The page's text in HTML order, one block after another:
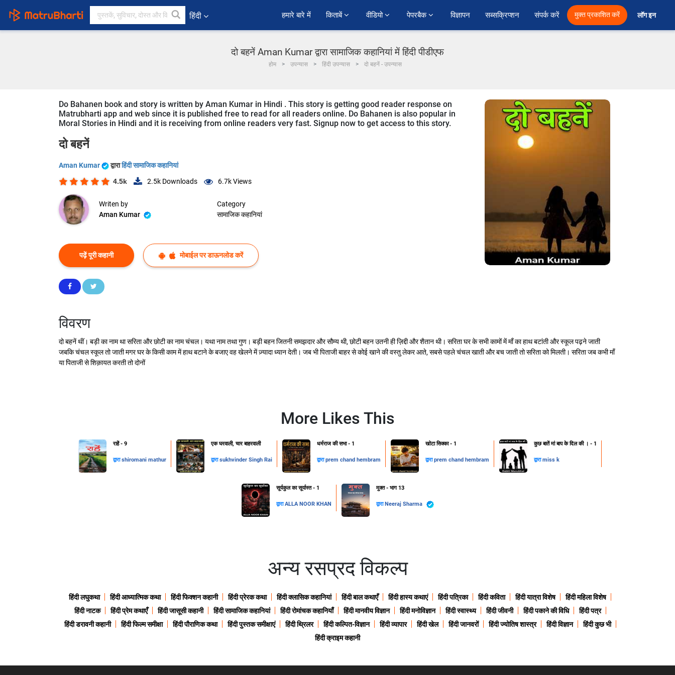
हिंदी हमारे बारे में किताबें वीडियो पेपरबैक विज्ञापन सब्सक्रिप्शन संपर्क करें मुक्त प्रकाशित करें लॉग इन
दो बहनें Aman Kumar द्वारा सामाजिक कहानियां में हिंदी पीडीएफ
होम उपन्यास हिंदी उपन्यास दो बहनें - उपन्यास
Do Bahanen book and story is written by Aman Kumar in Hindi . This story is getting good reader response on
Matrubharti app and web since it is published free to read for all readers online. Do Bahanen is also popular in
Moral Stories in Hindi and it is receiving from online readers very fast. Signup now to get access to this story.
दो बहनें
Aman Kumar द्वाराहिंदी सामाजिक कहानियां
4.5k 2.5k Downloads 6.7kViews
Writen by
Aman Kumar
Category
सामाजिक कहानियां
पढ़ें पूरी कहानी मोबाईल पर डाऊनलोड करें
विवरण
दो बहनें थीं। बड़ी का नाम था सरिता और छोटी का नाम चंचल। यथा नाम तथा गुण। बड़ी बहन जितनी समझदार और सौम्य थी, छोटी बहन उतनी ही ज़िद्दी और शैतान थी। सरिता घर के सभी कामों में माँ का हाथ बटांती और स्कूल पढ़ने जाती
जबकि चंचल स्कूल तो जाती मगर घर के किसी काम में हाथ बटाने के बजाए वह खेलने में ज़्यादा ध्यान देती। जब भी पिताजी बाहर से कोई खाने की वस्तु लेकर आते, सबसे पहले चंचल खाती और बच जाती तो सरिता को मिलती। सरिता जब कभी माँ
या पिताजी से शिक़ायत करती तो दोनों
More Likes This
राहें - 9
द्वाराshiromani mathur
एक घरवाली, चार बाहरवाली
द्वाराsukhvinder Singh Rai
धर्मराज की सभा - 1
द्वाराprem chand hembram
खोटा सिक्का - 1
द्वाराprem chand hembram
कुछ बातें मां बाप के दिल की । - 1
द्वाराmiss k
सूर्यकुल का सूर्यास्त - 1
द्वाराALLA NOOR KHAN
मुक्त - भाग 13
द्वारा Neeraj Sharma
अन्य रसप्रद विकल्प
हिंदी लघुकथा हिंदी आध्यात्मिक कथा हिंदी फिक्शन कहानी हिंदी प्रेरक कथा हिंदी क्लासिक कहानियां हिंदी बाल कथाएँ हिंदी हास्य कथाएं हिंदी पत्रिका हिंदी कविता हिंदी यात्रा विशेष
हिंदी महिला विशेष
हिंदी नाटक
हिंदी प्रेम कथाएँ हिंदी जासूसी कहानी हिंदी सामाजिक कहानियां हिंदी रोमांचक कहानियाँ हिंदी मानवीय विज्ञान हिंदी मनोविज्ञान हिंदी स्वास्थ्य हिंदी जीवनी हिंदी पकाने की विधि
हिंदी पत्र
हिंदी डरावनी कहानी
हिंदी फिल्म समीक्षा हिंदी पौराणिक कथा हिंदी पुस्तक समीक्षाएं हिंदी थ्रिलर हिंदी कल्पित-विज्ञान हिंदी व्यापार हिंदी खेल हिंदी जानवरों हिंदी ज्योतिष शास्त्र हिंदी विज्ञान
हिंदी कुछ भी
हिंदी क्राइम कहानी